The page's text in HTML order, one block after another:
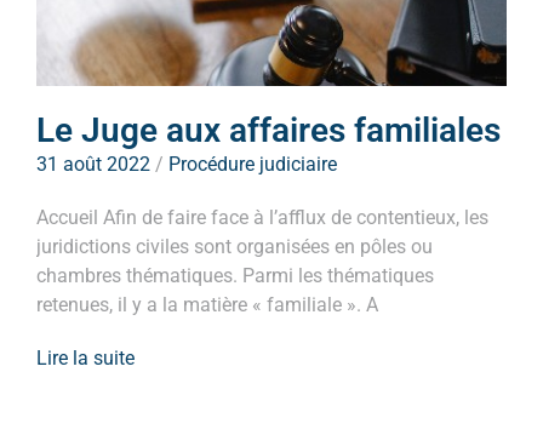
Le Juge aux affaires familiales
31 août 2022 / Procédure judiciaire
Accueil Afin de faire face à l’afflux de contentieux, les
juridictions civiles sont organisées en pôles ou
chambres thématiques. Parmi les thématiques
retenues, il y a la matière « familiale ». A
Lire la suite